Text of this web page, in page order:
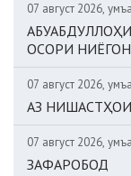
07 август 2026, Ҷумъа
ОСОРИ
07 август 2026, Ҷумъа
АЗ
07 август 2026, Ҷумъа
ЗАФАРОБОД